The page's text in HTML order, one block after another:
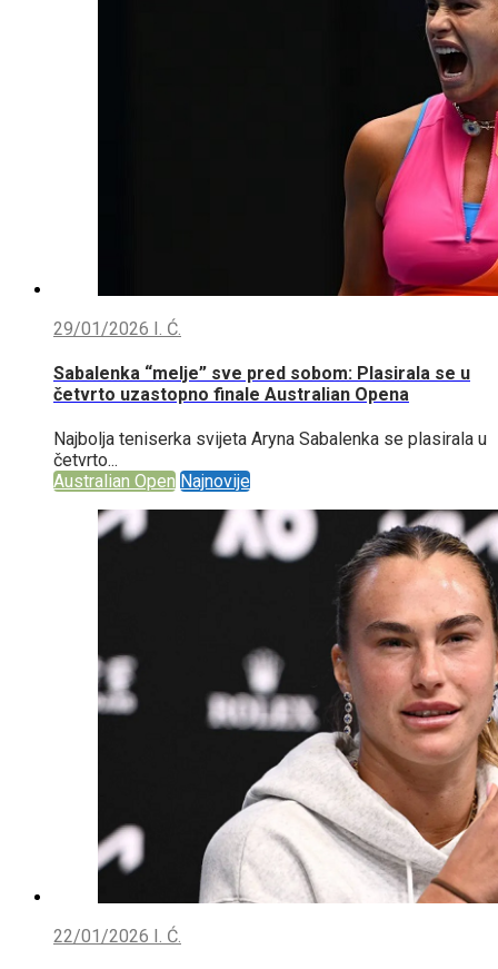
29/01/2026 I. Ć.
Sabalenka “melje” sve pred sobom: Plasirala se u
četvrto uzastopno finale Australian Opena
Najbolja teniserka svijeta Aryna Sabalenka se plasirala u
četvrto...
Australian Open Najnovije
22/01/2026 I. Ć.